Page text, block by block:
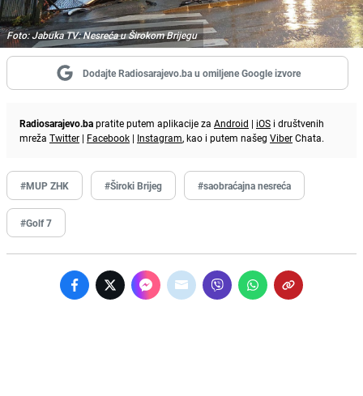
Foto: Jabuka TV: Nesreća u Širokom Brijegu
Dodajte Radiosarajevo.ba u omiljene Google izvore
Radiosarajevo.bapratite putem aplikacije za Android | iOS i društvenih
mreža Twitter | Facebook | Instagram, kao i putem našeg ViberChata.
#MUP ZHK #Široki Brijeg #saobraćajna nesreća
#Golf 7